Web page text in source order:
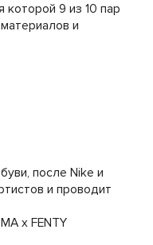
9 из 10 пар
и
после Nike и
и проводит
x FENTY